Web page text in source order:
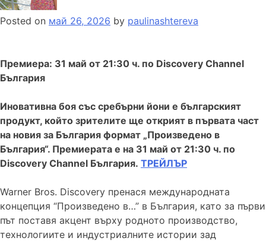
Posted on май 26, 2026 by paulinashtereva
Премиера: 31 май от 21:30 ч. по Discovery Channel
България
Иновативна боя със сребърни йони е българският
продукт, който зрителите ще открият в първата част
на новия за България формат „Произведено в
България“. Премиерата е на 31 май от 21:30 ч. по
Discovery Channel България. ТРЕЙЛЪР
Warner Bros. Discovery пренася международната
концепция “Произведено в…” в България, като за първи
път поставя акцент върху родното производство,
технологиите и индустриалните истории зад